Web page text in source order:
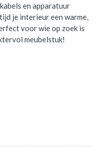
en apparatuur
je interieur een warme,
voor wie op zoek is
meubelstuk!